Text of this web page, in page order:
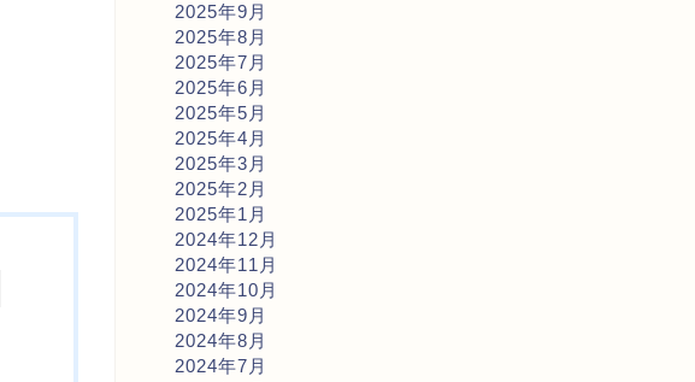
2025年9月
2025年8月
2025年7月
2025年6月
2025年5月
2025年4月
2025年3月
2025年2月
2025年1月
2024年12月
2024年11月
2024年10月
2024年9月
2024年8月
2024年7月